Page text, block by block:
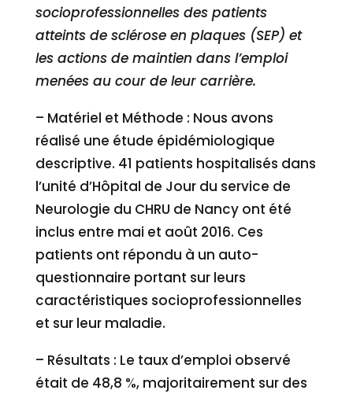
socioprofessionnelles des patients
atteints de sclérose en plaques (SEP) et
les actions de maintien dans l’emploi
menées au cour de leur carrière.
– Matériel et Méthode : Nous avons
réalisé une étude épidémiologique
descriptive. 41 patients hospitalisés dans
l’unité d’Hôpital de Jour du service de
Neurologie du CHRU de Nancy ont été
inclus entre mai et août 2016. Ces
patients ont répondu à un auto-
questionnaire portant sur leurs
caractéristiques socioprofessionnelles
et sur leur maladie.
– Résultats : Le taux d’emploi observé
était de 48,8 %, majoritairement sur des